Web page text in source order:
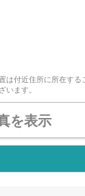
は付近住所に所在する
います。
を表示